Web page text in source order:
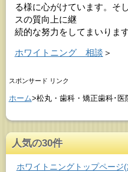
る様に心がけています。そ
スの質向上に継
続的な努力をしてまいります
ホワイトニング 相談 ＞
スポンサード リンク
ホーム>松丸・歯科・矯正歯科･
人気の30件
ホワイトニングトップページ